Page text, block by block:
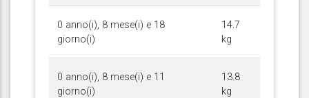
0 anno(i), 8 mese(i) e 18
giorno(i)
14.7
kg
0 anno(i), 8 mese(i) e 11
giorno(i)
13.8
kg